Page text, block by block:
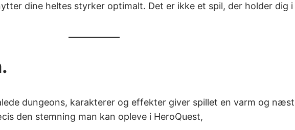
dine heltes styrker optimalt. Det er ikke et spil, der holder dig
dungeons, karakterer og effekter giver spillet en varm og
den stemning man kan opleve i HeroQuest,